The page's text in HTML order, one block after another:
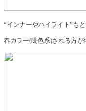
“インナーやハイライト”も
春カラー(暖色系)される方が